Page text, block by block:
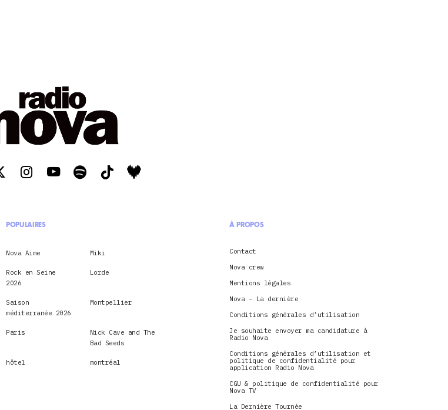
POPULAIRES
Nova Aime Miki
Rock en Seine
2026
Lorde
Saison
méditerranée 2026
Montpellier
Paris
Nick Cave and The
Bad Seeds
hôtel montréal
À PROPOS
Contact
Nova crew
Mentions légales
Nova – La dernière
Conditions générales d’utilisation
Je souhaite envoyer ma candidature à
Radio Nova
Conditions générales d’utilisation et
politique de confidentialité pour
application Radio Nova
CGU & politique de confidentialité pour
Nova TV
La Dernière Tournée